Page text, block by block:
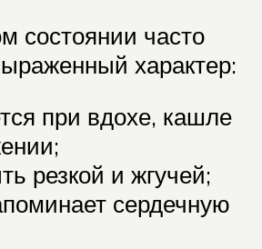
состоянии часто
характер:
при вдохе, кашле
резкой и жгучей;
сердечную